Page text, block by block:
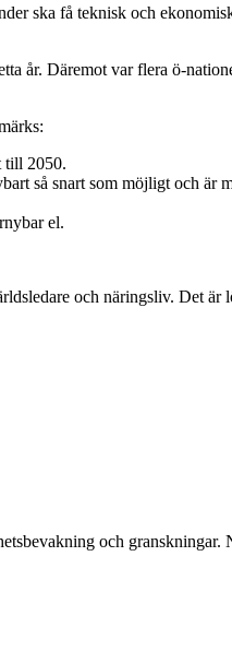
ska få teknisk och
år. Däremot var flera ö-
till 2050.
så snart som möjligt och är
el.
och näringsliv. Det är
och